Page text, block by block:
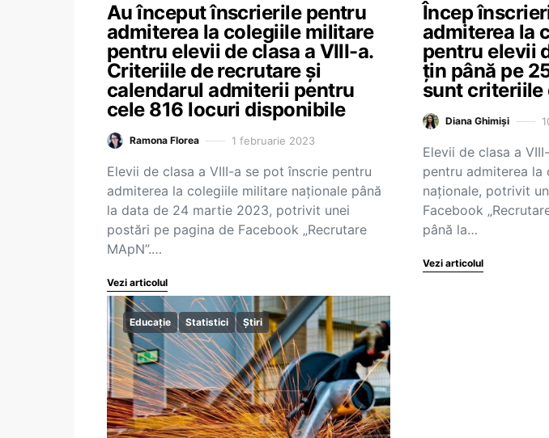
Au început înscrierile pentru
admiterea la colegiile militare
pentru elevii de clasa a VIII-a.
Criteriile de recrutare și
calendarul admiterii pentru
cele 816 locuri disponibile
Ramona Florea 1 februarie 2023
Elevii de clasa a VIII-a se pot înscrie pentru
admiterea la colegiile militare naționale până
la data de 24 martie 2023, potrivit unei
postări pe pagina de Facebook „Recrutare
MApN”.…
Vezi articolul
Încep
admiterea la
pentru elevii
țin până pe
sunt criteriile
Diana Ghimiși
Elevii de clasa a
pentru admiterea la
naționale, potrivit
Facebook
până la…
Vezi articolul
Educație Statistici Știri